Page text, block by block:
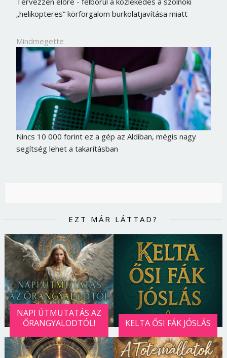
„helikopteres” körforgalom burkolatjavítása miatt
Mindmegette
Nincs 10 000 forint ez a gép az Aldiban, mégis nagy
segítség lehet a takarításban
EZT MÁR LÁTTAD?
NAPI ÚTMUTATÁS AZ
ŐRANGYALODTÓL!
KELTA ŐSI FÁK JÓSLÁS